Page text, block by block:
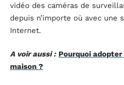
vidéo des caméras de
depuis n’importe où avec une
Internet.
A voir aussi : Pourquoi adopter
maison ?